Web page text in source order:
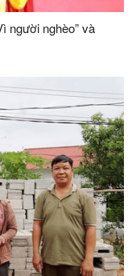
người nghèo” và